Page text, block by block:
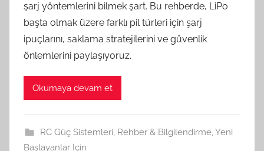
şarj yöntemlerini bilmek şart. Bu rehberde, LiPo
başta olmak üzere farklı pil türleri için şarj
ipuçlarını, saklama stratejilerini ve güvenlik
önlemlerini paylaşıyoruz.
Okumaya devam et
RC Güç Sistemleri, Rehber & Bilgilendirme,Yeni
Başlayanlar İçin